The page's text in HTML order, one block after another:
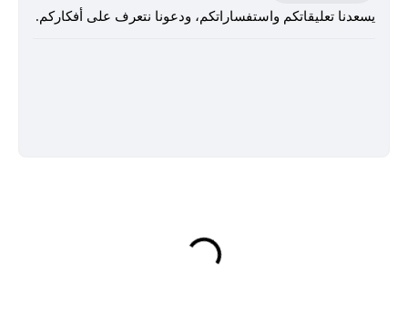
يسعدنا تعليقاتكم واستفساراتكم، ودعونا نتعرف على أفكاركم.